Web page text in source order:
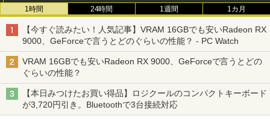
1時間 24時間 1週間 1カ月
【今すぐ読みたい！人気記事】VRAM 16GBでも安いRadeon RX
9000、GeForceで言うとどのぐらいの性能？ - PC Watch
VRAM 16GBでも安いRadeon RX 9000、GeForceで言うとどの
ぐらいの性能？
【本日みつけたお買い得品】ロジクールのコンパクトキーボード
が3,720円引き。Bluetoothで3台接続対応